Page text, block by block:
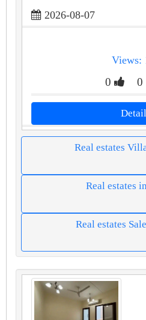
2026-08-07
Views:
0 0
Detail
Real estates
Real estates
Real estates